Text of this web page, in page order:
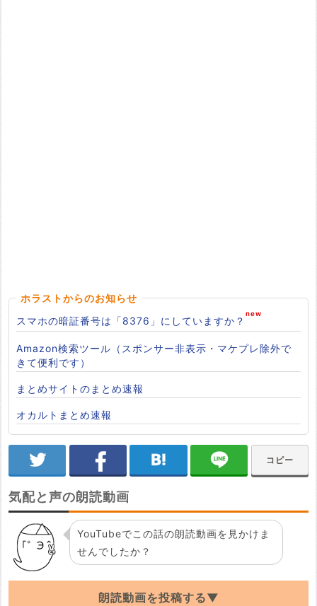
ホラストからのお知らせ
スマホの暗証番号は「8376」にしていますか？
Amazon検索ツール（スポンサー非表示・マケプレ除外で
きて便利です）
まとめサイトのまとめ速報
オカルトまとめ速報
コピー
気配と声の朗読動画
YouTubeでこの話の朗読動画を見かけま
せんでしたか？
朗読動画を投稿する▼